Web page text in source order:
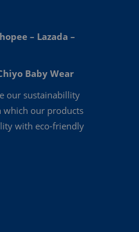
– Lazada –
Baby Wear
our sustainabillity
our products
with eco-friendly